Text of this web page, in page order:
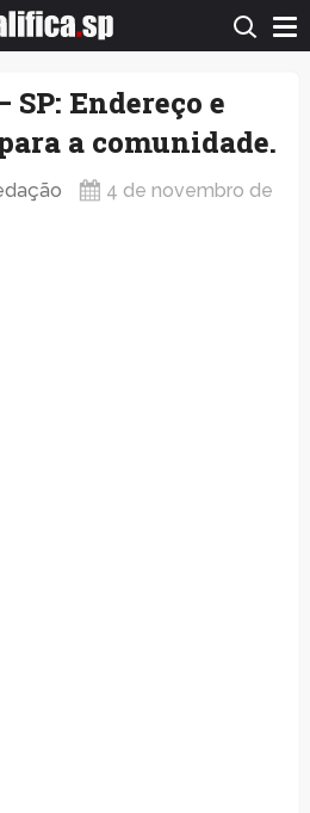
SP: Endereço e
a comunidade.
4 de novembro de